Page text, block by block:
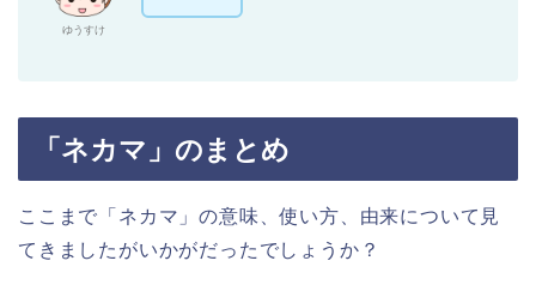
ゆうすけ
「ネカマ」のまとめ
ここまで「ネカマ」の意味、使い方、由来について見
てきましたがいかがだったでしょうか？